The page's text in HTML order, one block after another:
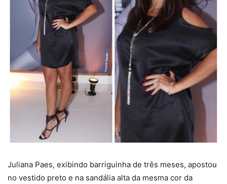
Juliana Paes, exibindo barriguinha de três meses, apostou
no vestido preto e na sandália alta da mesma cor da